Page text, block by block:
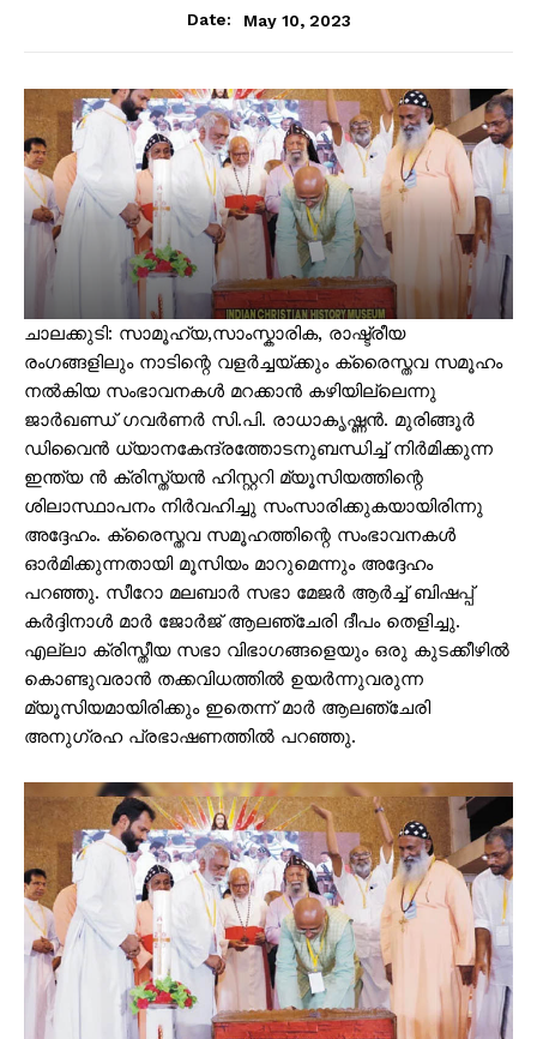
Date:
May 10, 2023
ചാലക്കുടി: സാമൂഹ്യ,സാംസ്കാരിക, രാഷ്ട്രീയ
രംഗങ്ങളിലും നാടിന്റെ വളർച്ചയ്ക്കും ക്രൈസ്തവ സമൂഹം
നൽകിയ സംഭാവനകൾ മറക്കാൻ കഴിയില്ലെന്നു
ജാർഖണ്ഡ് ഗവർണർ സി.പി. രാധാകൃഷ്ണൻ. മുരിങ്ങൂർ
ഡിവൈൻ ധ്യാനകേന്ദ്രത്തോടനുബന്ധിച്ച് നിർമിക്കുന്ന
ഇന്ത്യ ൻ ക്രിസ്ത്യൻ ഹിസ്റ്ററി മ്യൂസിയത്തിന്റെ
ശിലാസ്ഥാപനം നിർവഹിച്ചു സംസാരിക്കുകയായിരിന്നു
അദ്ദേഹം. ക്രൈസ്തവ സമൂഹത്തിന്റെ സംഭാവനകൾ
ഓർമിക്കുന്നതായി മൂസിയം മാറുമെന്നും അദ്ദേഹം
പറഞ്ഞു. സീറോ മലബാർ സഭാ മേജർ ആർച്ച് ബിഷപ്പ്
കർദ്ദിനാൾ മാർ ജോർജ് ആലഞ്ചേരി ദീപം തെളിച്ചു.
എല്ലാ ക്രിസ്തീയ സഭാ വിഭാഗങ്ങളെയും ഒരു കുടക്കീഴിൽ
കൊണ്ടുവരാൻ തക്കവിധത്തിൽ ഉയർന്നുവരുന്ന
മ്യൂസിയമായിരിക്കും ഇതെന്ന് മാർ ആലഞ്ചേരി
അനുഗ്രഹ പ്രഭാഷണത്തിൽ പറഞ്ഞു.